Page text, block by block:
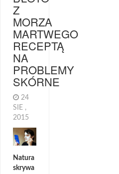
Z
MORZA
MARTWEGO
RECEPTĄ
NA
PROBLEMY
SKÓRNE
24
SIE ,
2015
Natura
skrywa